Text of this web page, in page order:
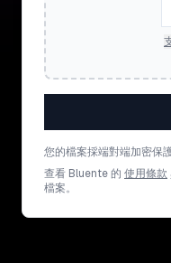
您的檔案採端對端加密保
查看 Bluente 的 使用條款
檔案。